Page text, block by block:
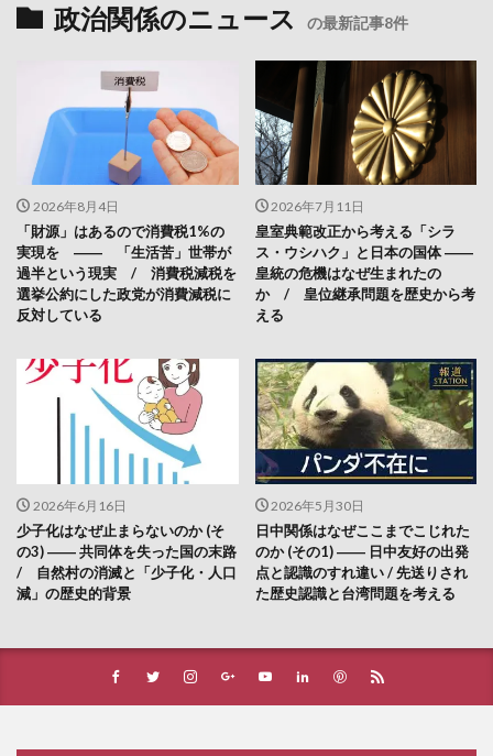
政治関係のニュース の最新記事8件
2026年8月4日
「財源」はあるので消費税1%の
実現を ―― 「生活苦」世帯が
過半という現実 / 消費税減税を
選挙公約にした政党が消費減税に
反対している
2026年7月11日
皇室典範改正から考える「シラ
ス・ウシハク」と日本の国体 ――
皇統の危機はなぜ生まれたの
か / 皇位継承問題を歴史から考
える
2026年6月16日
少子化はなぜ止まらないのか (そ
の3) ―― 共同体を失った国の末路
/ 自然村の消滅と「少子化・人口
減」の歴史的背景
2026年5月30日
日中関係はなぜここまでこじれた
のか (その1) ―― 日中友好の出発
点と認識のすれ違い / 先送りされ
た歴史認識と台湾問題を考える